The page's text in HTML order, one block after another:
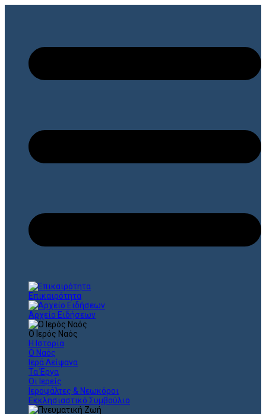
Επικαιρότητα
Αρχείο Ειδήσεων
Ο Ιερός Ναός
Η Ιστορία
Ο Ναός
Ιερά Λείψανα
Τα Έργα
Οι Ιερείς
Ιεροψάλτες & Νεωκόροι
Εκκλησιαστικό Συμβούλιο